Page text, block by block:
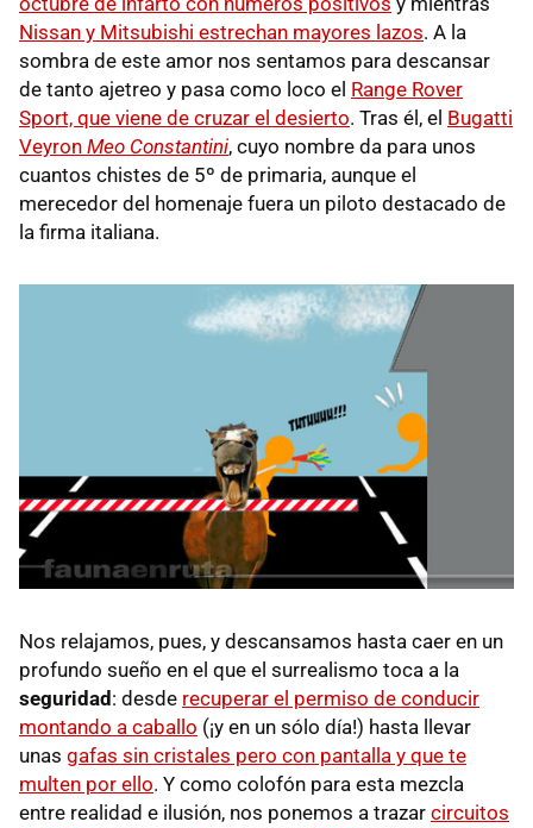
Nissan y Mitsubishi estrechan mayores lazos. A la
sombra de este amor nos sentamos para descansar
de tanto ajetreo y pasa como loco el Range Rover
Sport, que viene de cruzar el desierto. Tras él, el Bugatti
Veyron Meo Constantini, cuyo nombre da para unos
cuantos chistes de 5º de primaria, aunque el
merecedor del homenaje fuera un piloto destacado de
la firma italiana.
Nos relajamos, pues, y descansamos hasta caer en un
profundo sueño en el que el surrealismo toca a la
seguridad : desde recuperar el permiso de conducir
montando a caballo (¡y en un sólo día!) hasta llevar
unas gafas sin cristales pero con pantalla y que te
multen por ello. Y como colofón para esta mezcla
entre realidad e ilusión, nos ponemos a trazar circuitos